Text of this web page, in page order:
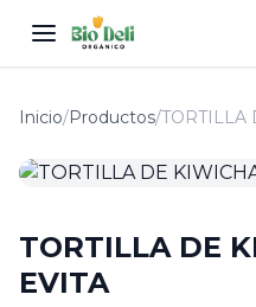
Inicio/Productos/TORTILLA
TORTILLA DE
EVITA